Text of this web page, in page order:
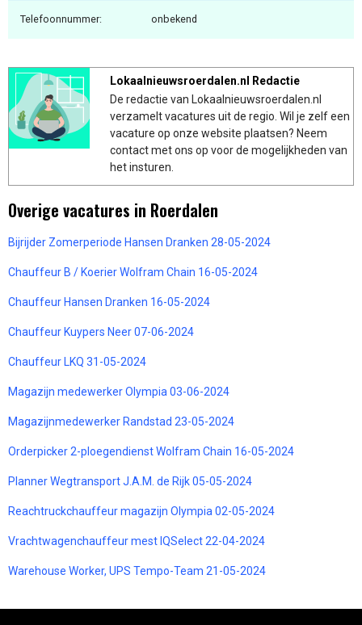
Telefoonnummer: onbekend
Lokaalnieuwsroerdalen.nl Redactie
De redactie van Lokaalnieuwsroerdalen.nl
verzamelt vacatures uit de regio. Wil je zelf een
vacature op onze website plaatsen? Neem
contact met ons op voor de mogelijkheden van
het insturen.
Overige vacatures in Roerdalen
Bijrijder Zomerperiode Hansen Dranken 28-05-2024
Chauffeur B / Koerier Wolfram Chain 16-05-2024
Chauffeur Hansen Dranken 16-05-2024
Chauffeur Kuypers Neer 07-06-2024
Chauffeur LKQ 31-05-2024
Magazijn medewerker Olympia 03-06-2024
Magazijnmedewerker Randstad 23-05-2024
Orderpicker 2-ploegendienst Wolfram Chain 16-05-2024
Planner Wegtransport J.A.M. de Rijk 05-05-2024
Reachtruckchauffeur magazijn Olympia 02-05-2024
Vrachtwagenchauffeur mest IQSelect 22-04-2024
Warehouse Worker, UPS Tempo-Team 21-05-2024